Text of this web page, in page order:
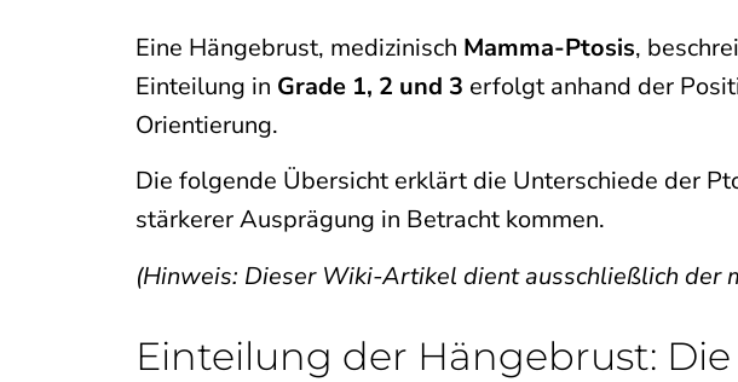
Eine Hängebrust, medizinisch Mamma-Ptosis,
Einteilung in Grade 1, 2 und 3 erfolgt anhand der
Orientierung.
Die folgende Übersicht erklärt die Unterschiede der
stärkerer Ausprägung in Betracht kommen.
(Hinweis: Dieser Wiki-Artikel dient ausschließlich der
Einteilung der Hängebrust: